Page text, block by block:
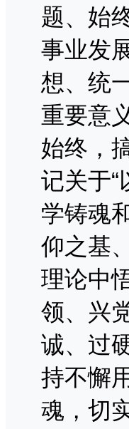
题、始
事业发
想、统
重要意
始终，
记关于“
学铸魂
仰之基
理论中
领、兴
诚、过
持不懈
魂，切